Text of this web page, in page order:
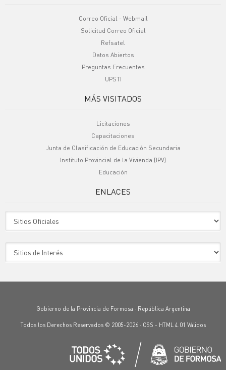
Correo Oficial - Webmail
Solicitud Correo Oficial
Refsatel
Datos Abiertos
Preguntas Frecuentes
UPSTI
MÁS VISITADOS
Licitaciones
Capacitaciones
Junta de Clasificación de Educación Secundaria
Instituto Provincial de la Vivienda (IPV)
Educación
ENLACES
Gobierno de la Provincia de Formosa · República Argentina
Todos los Derechos Reservados © 2005-2026 · CSS - HTML 4.01 Válidos